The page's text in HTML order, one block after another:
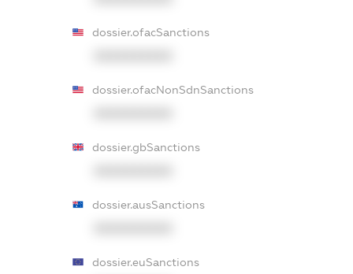
dossier.ofacSanctions
dossier.ofacNonSdnSanctions
dossier.gbSanctions
dossier.ausSanctions
dossier.euSanctions